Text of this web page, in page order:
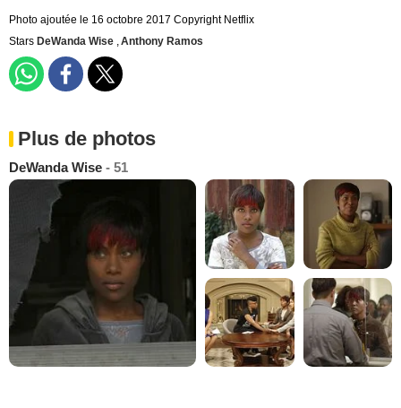
Photo ajoutée le 16 octobre 2017 Copyright Netflix
Stars DeWanda Wise ,Anthony Ramos
Plus de photos
DeWanda Wise - 51